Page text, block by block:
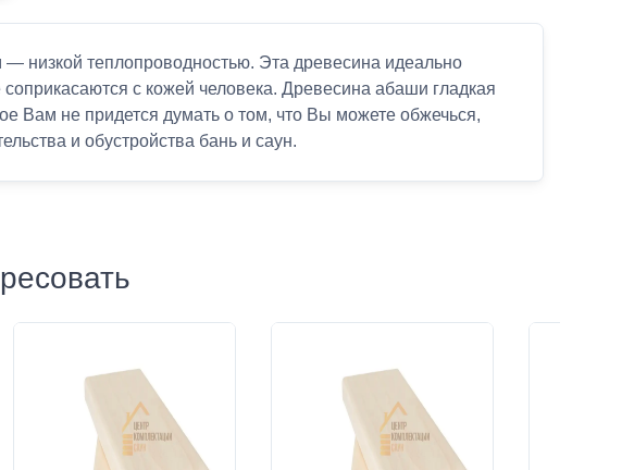
низкой теплопроводностью. Эта древесина идеально
с кожей человека. Древесина абаши гладкая
Вам не придется думать о том, что Вы можете обжечься,
и обустройства бань и саун.